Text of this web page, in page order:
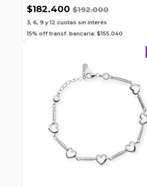
$182.400 $192.000
3, 6, 9 y 12 cuotas sin interés
15% off transf. bancaria: $155.040